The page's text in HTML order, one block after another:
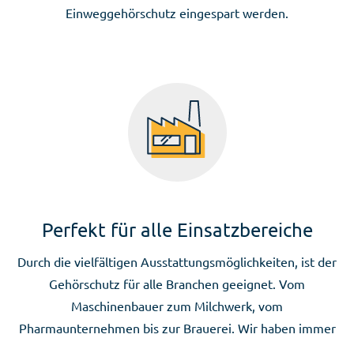
Einweggehörschutz eingespart werden.
Perfekt für alle Einsatzbereiche
Durch die vielfältigen Ausstattungsmöglichkeiten, ist der
Gehörschutz für alle Branchen geeignet. Vom
Maschinenbauer zum Milchwerk, vom
Pharmaunternehmen bis zur Brauerei. Wir haben immer